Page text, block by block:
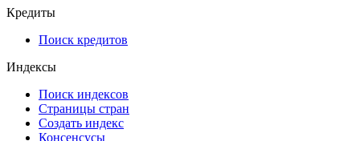
API and Data Feed
API каталог
Кредиты
Поиск кредитов
Индексы